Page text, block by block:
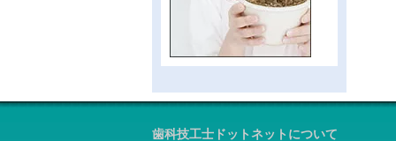
歯科技工士ドットネットについて